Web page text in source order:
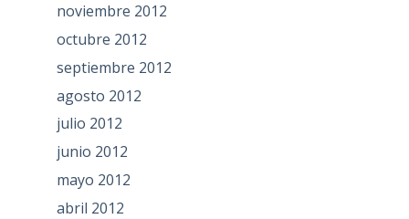
noviembre 2012
octubre 2012
septiembre 2012
agosto 2012
julio 2012
junio 2012
mayo 2012
abril 2012